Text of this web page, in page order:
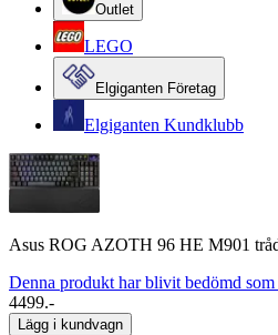
Outlet
LEGO
Elgiganten Företag
Elgiganten Kundklubb
Asus ROG AZOTH 96 HE M901
Denna produkt har blivit bedömd
4499.-
Lägg i kundvagn